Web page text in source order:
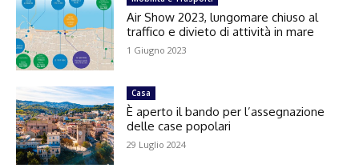
Air Show 2023, lungomare chiuso al
traffico e divieto di attività in mare
1 Giugno 2023
Casa
È aperto il bando per l’assegnazione
delle case popolari
29 Luglio 2024